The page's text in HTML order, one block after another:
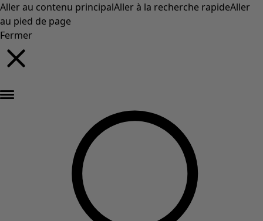
Aller au contenu principalAller à la recherche rapideAller
au pied de page
Fermer